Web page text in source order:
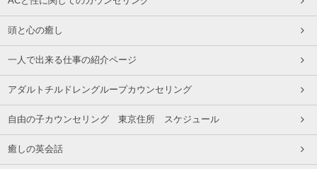
頭と心の癒し
一人で出来る仕事の紹介ページ
アダルトチルドレングループカウンセリング
自由の子カウンセリング 東京住所 スケジュール
癒しの英会話